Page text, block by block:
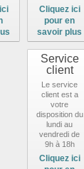
Cliquez ici
pour en
savoir plus
Service
client
Le service
client est a
votre
disposition du
lundi au
vendredi de
9h à 18h
Cliquez ici